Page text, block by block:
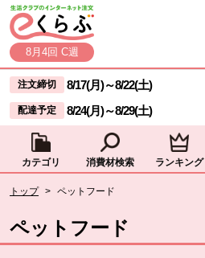
ページの先頭です。
本文へジャンプする。
8月4回 C週
ここからサイト内共通メニューです。
サイト内共通メニューをスキップする
注文締切 8/17(月)～8/22(土)
配達予定 8/24(月)～8/29(土)
カテゴリ 消費材検索 ランキング
トップ > ペットフード
ペットフード